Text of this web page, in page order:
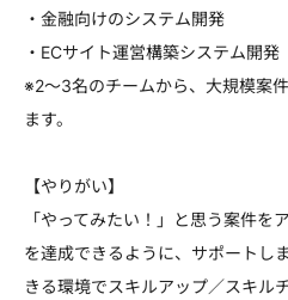
・金融向けのシステム開発
・ECサイト運営構築システム開
※2～3名のチームから、大規模案
ます。
【やりがい】
「やってみたい！」と思う案件を
を達成できるように、サポートし
きる環境でスキルアップ／スキル